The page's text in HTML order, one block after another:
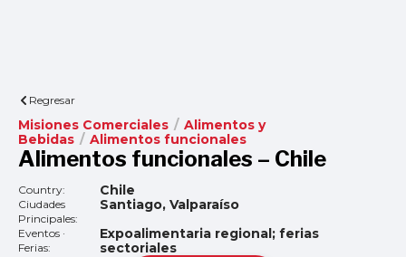
Regresar
Misiones Comerciales / Alimentos y
Bebidas / Alimentos funcionales
Alimentos funcionales – Chile
Country: Chile
Ciudades
Principales:
Santiago, Valparaíso
Eventos ·
Ferias:
Expoalimentaria regional; ferias
sectoriales